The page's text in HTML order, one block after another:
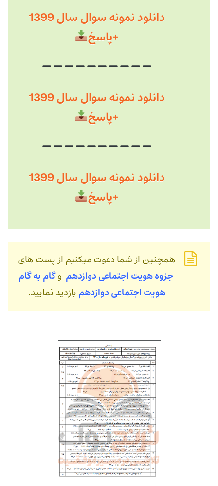
دانلود نمونه سوال سال 1399
+پاسخ
دانلود نمونه سوال سال 1399
+پاسخ
دانلود نمونه سوال سال 1399
+پاسخ
همچنین از شما دعوت میکنیم از پست های
جزوه هویت اجتماعی دوازدهم وگام به گام
هویت اجتماعیدوازدهم بازدید نمایید.